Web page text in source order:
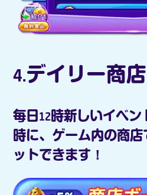
4.デイリー商
毎日12時新しいイベ
時に、ゲーム内の商
ットできます！